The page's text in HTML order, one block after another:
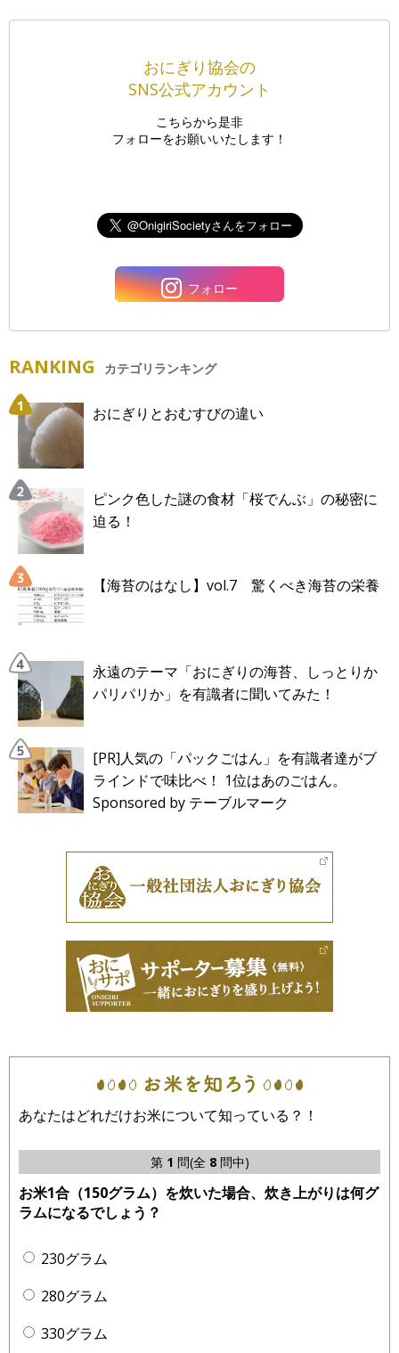
おにぎり協会の
SNS公式アカウント
こちらから是非
フォローをお願いいたします！
フォロー
RANKING カテゴリランキング
おにぎりとおむすびの違い
ピンク色した謎の食材「桜でんぶ」の秘密に
迫る！
【海苔のはなし】vol.7 驚くべき海苔の栄養
永遠のテーマ「おにぎりの海苔、しっとりか
パリパリか」を有識者に聞いてみた！
[PR]人気の「パックごはん」を有識者達がブ
ラインドで味比べ！ 1位はあのごはん。
Sponsored by テーブルマーク
あなたはどれだけお米について知っている？！
第 1 問(全 8問中)
お米1合（150グラム）を炊いた場合、炊き上がりは何グ
ラムになるでしょう？
230グラム
280グラム
330グラム